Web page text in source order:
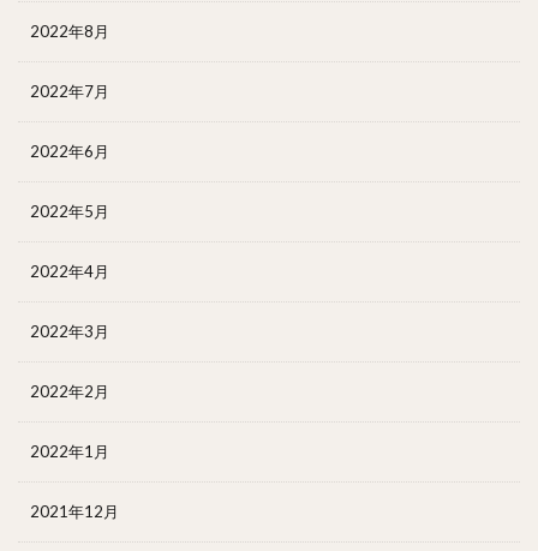
2022年8月
2022年7月
2022年6月
2022年5月
2022年4月
2022年3月
2022年2月
2022年1月
2021年12月